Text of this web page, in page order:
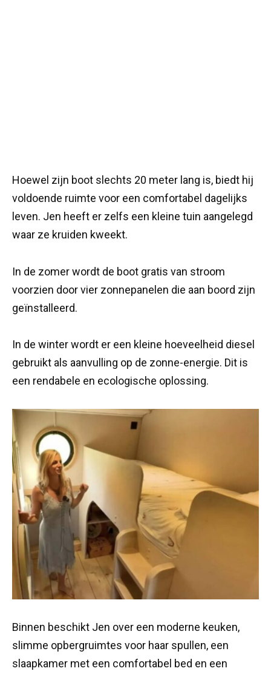
Hoewel zijn boot slechts 20 meter lang is, biedt hij
voldoende ruimte voor een comfortabel dagelijks
leven. Jen heeft er zelfs een kleine tuin aangelegd
waar ze kruiden kweekt.
In de zomer wordt de boot gratis van stroom
voorzien door vier zonnepanelen die aan boord zijn
geïnstalleerd.
In de winter wordt er een kleine hoeveelheid diesel
gebruikt als aanvulling op de zonne-energie. Dit is
een rendabele en ecologische oplossing.
Binnen beschikt Jen over een moderne keuken,
slimme opbergruimtes voor haar spullen, een
slaapkamer met een comfortabel bed en een